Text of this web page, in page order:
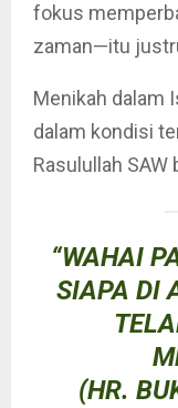
fokus
zaman—itu
Menikah dalam
dalam kondisi
Rasulullah SAW
“WAHAI
SIAPA DI
(HR.